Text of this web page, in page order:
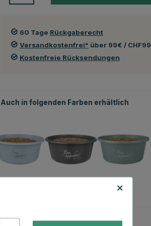
60 Tage Rückgaberecht
Versandkostenfrei* über 99€ / CHF99
Kostenfreie Rücksendungen
Auch in folgenden Farben erhältlich
Auch ansehen